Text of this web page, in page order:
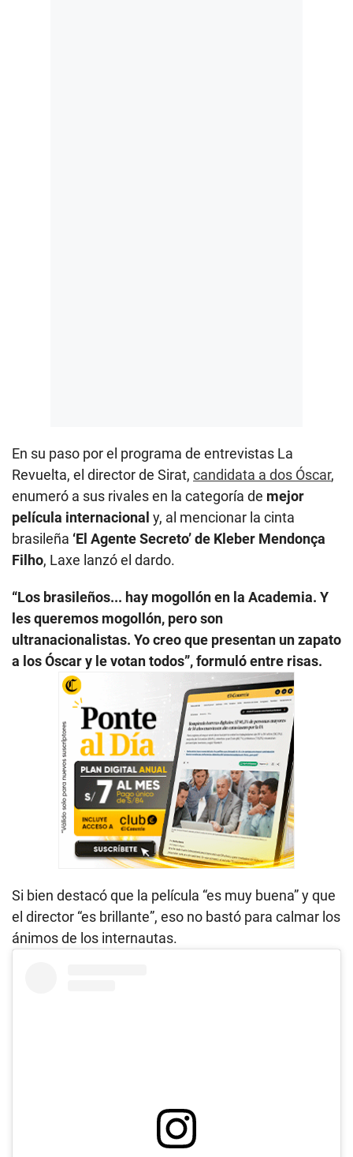
En su paso por el programa de entrevistas La
Revuelta, el director de Sirat, candidata a dos Óscar,
enumeró a sus rivales en la categoría de mejor
película internacional y, al mencionar la cinta
brasileña ‘El Agente Secreto’ de Kleber Mendonça
Filho, Laxe lanzó el dardo.
“Los brasileños... hay mogollón en la Academia. Y
les queremos mogollón, pero son
ultranacionalistas. Yo creo que presentan un zapato
a los Óscar y le votan todos”, formuló entre risas.
Si bien destacó que la película “es muy buena” y que
el director “es brillante”, eso no bastó para calmar los
ánimos de los internautas.